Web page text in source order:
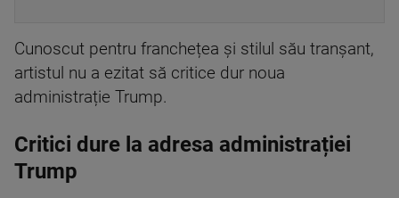
Cunoscut pentru franchețea și stilul său tranșant,
artistul nu a ezitat să critice dur noua
administrație Trump.
Critici dure la adresa administrației
Trump